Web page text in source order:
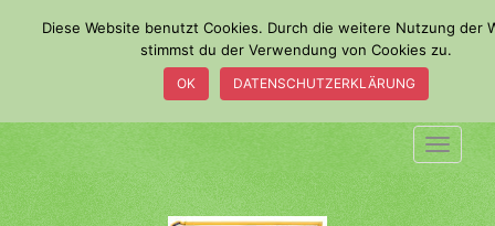
o
m
a
i
Diese Website benutzt Cookies. Durch die weitere Nutzung der
stimmst du der Verwendung von Cookies zu.
OK DATENSCHUTZERKLÄRUNG